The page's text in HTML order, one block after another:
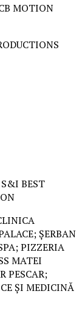
MOTION
S&I BEST
ȘERBAN
PIZZERIA
MATEI
PESCAR;
ȘI MEDICINĂ